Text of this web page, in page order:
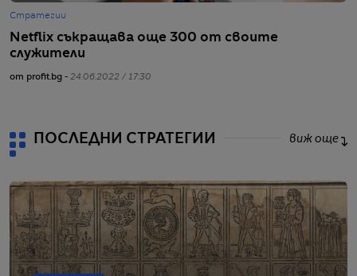
Стратегии
Netflix съкращава още 300 от своите
служители
от profit.bg - 24.06.2022 / 17:30
ПОСЛЕДНИ СТРАТЕГИИ виж още